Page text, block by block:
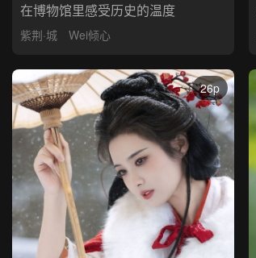
在博物馆里感受历史的温度
紫荆·城 Wei倾心
26p